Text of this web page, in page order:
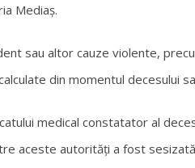
Mediaș.
sau altor cauze violente,
din momentul decesului
medical constatator al
aceste autorități a fost